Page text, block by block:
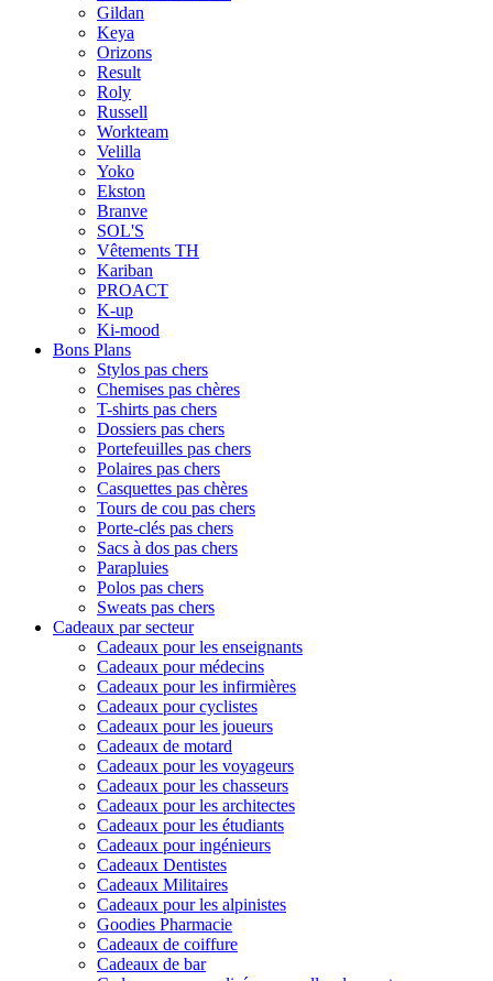
Gildan
Keya
Orizons
Result
Roly
Russell
Workteam
Velilla
Yoko
Ekston
Branve
SOL'S
Vêtements TH
Kariban
PROACT
K-up
Ki-mood
Bons Plans
Stylos pas chers
Chemises pas chères
T-shirts pas chers
Dossiers pas chers
Portefeuilles pas chers
Polaires pas chers
Casquettes pas chères
Tours de cou pas chers
Porte-clés pas chers
Sacs à dos pas chers
Parapluies
Polos pas chers
Sweats pas chers
Cadeaux par secteur
Cadeaux pour les enseignants
Cadeaux pour médecins
Cadeaux pour les infirmières
Cadeaux pour cyclistes
Cadeaux pour les joueurs
Cadeaux de motard
Cadeaux pour les voyageurs
Cadeaux pour les chasseurs
Cadeaux pour les architectes
Cadeaux pour les étudiants
Cadeaux pour ingénieurs
Cadeaux Dentistes
Cadeaux Militaires
Cadeaux pour les alpinistes
Goodies Pharmacie
Cadeaux de coiffure
Cadeaux de bar